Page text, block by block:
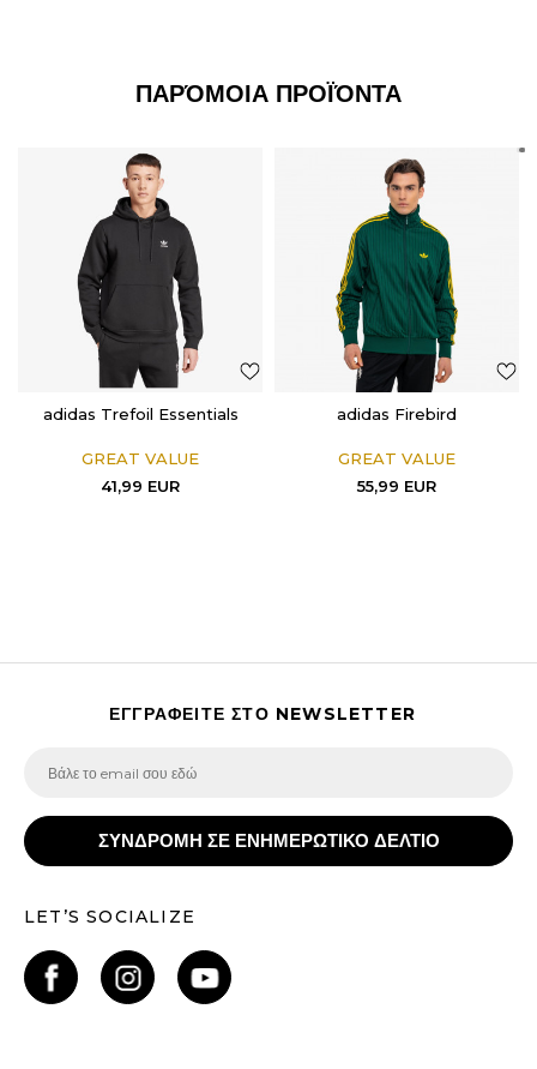
ΠΑΡΌΜΟΙΑ ΠΡΟΪΌΝΤΑ
adidas Trefoil Essentials
GREAT VALUE
41,99 EUR
adidas Firebird
GREAT VALUE
55,99 EUR
ΕΓΓΡΑΦΕΙΤΕ ΣΤΟ NEWSLETTER
ΣΥΝΔΡΟΜΗ ΣΕ ΕΝΗΜΕΡΩΤΙΚΟ ΔΕΛΤΙΟ
LET’S SOCIALIZE